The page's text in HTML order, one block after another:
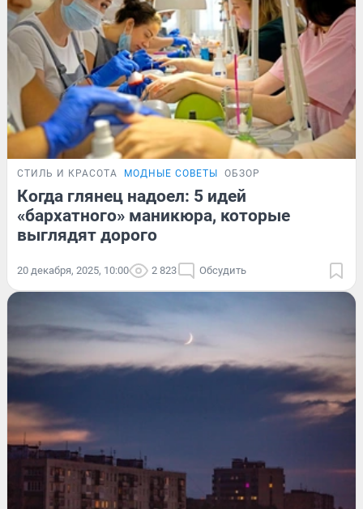
СТИЛЬ И КРАСОТА МОДНЫЕ СОВЕТЫ ОБЗОР
Когда глянец надоел: 5 идей
«бархатного» маникюра, которые
выглядят дорого
20 декабря, 2025, 10:00 2 823 Обсудить